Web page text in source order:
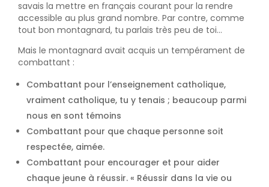
savais la mettre en français courant pour la rendre
accessible au plus grand nombre. Par contre, comme
tout bon montagnard, tu parlais très peu de toi...
Mais le montagnard avait acquis un tempérament de
combattant :
Combattant pour l’enseignement catholique,
vraiment catholique, tu y tenais ; beaucoup parmi
nous en sont témoins
Combattant pour que chaque personne soit
respectée, aimée.
Combattant pour encourager et pour aider
chaque jeune à réussir. « Réussir dans la vie ou